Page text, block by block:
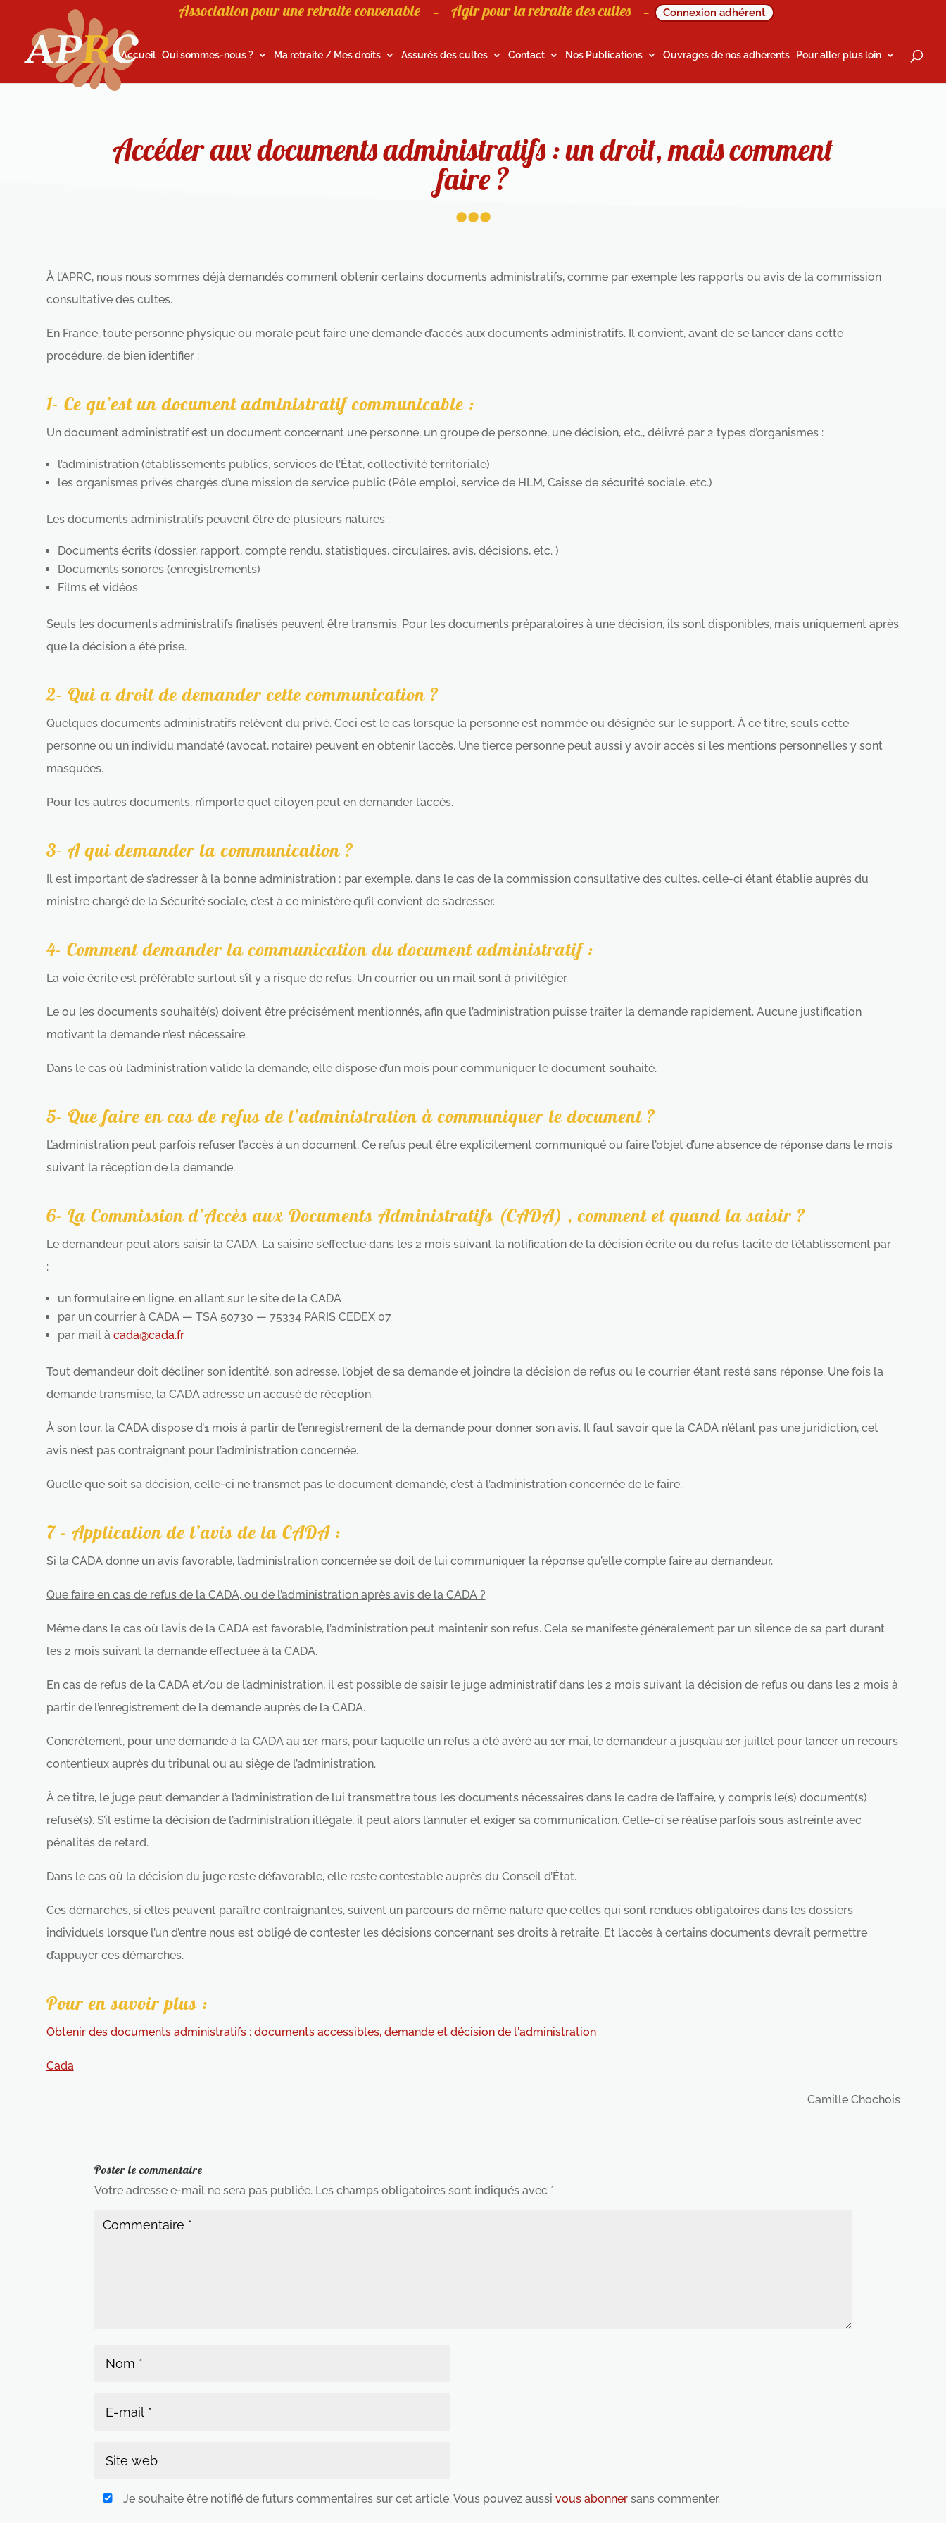
Association pour une retraite convenable – Agir pour la retraite des cultes – Connexion adhérent
Accueil Qui sommes-nous ? Ma retraite / Mes droits Assurés des cultes Contact Nos Publications Ouvrages de nos adhérents Pour aller plus loin
Accéder aux documents administratifs : un droit, mais comment
faire ?
...
À l’APRC, nous nous sommes déjà demandés comment obtenir certains documents administratifs, comme par exemple les rapports ou avis de la commission
consultative des cultes.
En France, toute personne physique ou morale peut faire une demande d’accès aux documents administratifs. Il convient, avant de se lancer dans cette
procédure, de bien identifier :
1- Ce qu’est un document administratif communicable :
Un document administratif est un document concernant une personne, un groupe de personne, une décision, etc., délivré par 2 types d’organismes :
l’administration (établissements publics, services de l’État, collectivité territoriale)
les organismes privés chargés d’une mission de service public (Pôle emploi, service de HLM, Caisse de sécurité sociale, etc.)
Les documents administratifs peuvent être de plusieurs natures :
Documents écrits (dossier, rapport, compte rendu, statistiques, circulaires, avis, décisions, etc. )
Documents sonores (enregistrements)
Films et vidéos
Seuls les documents administratifs finalisés peuvent être transmis. Pour les documents préparatoires à une décision, ils sont disponibles, mais uniquement après
que la décision a été prise.
2- Qui a droit de demander cette communication ?
Quelques documents administratifs relèvent du privé. Ceci est le cas lorsque la personne est nommée ou désignée sur le support. À ce titre, seuls cette
personne ou un individu mandaté (avocat, notaire) peuvent en obtenir l’accès. Une tierce personne peut aussi y avoir accès si les mentions personnelles y sont
masquées.
Pour les autres documents, n’importe quel citoyen peut en demander l’accès.
3- A qui demander la communication ?
Il est important de s’adresser à la bonne administration ; par exemple, dans le cas de la commission consultative des cultes, celle-ci étant établie auprès du
ministre chargé de la Sécurité sociale, c’est à ce ministère qu’il convient de s’adresser.
4- Comment demander la communication du document administratif :
La voie écrite est préférable surtout s’il y a risque de refus. Un courrier ou un mail sont à privilégier.
Le ou les documents souhaité(s) doivent être précisément mentionnés, afin que l’administration puisse traiter la demande rapidement. Aucune justification
motivant la demande n’est nécessaire.
Dans le cas où l’administration valide la demande, elle dispose d’un mois pour communiquer le document souhaité.
5- Que faire en cas de refus de l’administration à communiquer le document ?
L’administration peut parfois refuser l’accès à un document. Ce refus peut être explicitement communiqué ou faire l’objet d’une absence de réponse dans le mois
suivant la réception de la demande.
6- La Commission d’Accès aux Documents Administratifs (CADA) , comment et quand la saisir ?
Le demandeur peut alors saisir la CADA. La saisine s’effectue dans les 2 mois suivant la notification de la décision écrite ou du refus tacite de l’établissement par
:
un formulaire en ligne, en allant sur le site de la CADA
par un courrier à CADA — TSA 50730 — 75334 PARIS CEDEX 07
par mail à cada@cada.fr
Tout demandeur doit décliner son identité, son adresse, l’objet de sa demande et joindre la décision de refus ou le courrier étant resté sans réponse. Une fois la
demande transmise, la CADA adresse un accusé de réception.
À son tour, la CADA dispose d’1 mois à partir de l’enregistrement de la demande pour donner son avis. Il faut savoir que la CADA n’étant pas une juridiction, cet
avis n’est pas contraignant pour l’administration concernée.
Quelle que soit sa décision, celle-ci ne transmet pas le document demandé, c’est à l’administration concernée de le faire.
7 - Application de l’avis de la CADA :
Si la CADA donne un avis favorable, l’administration concernée se doit de lui communiquer la réponse qu’elle compte faire au demandeur.
Que faire en cas de refus de la CADA, ou de l’administration après avis de la CADA ?
Même dans le cas où l’avis de la CADA est favorable, l’administration peut maintenir son refus. Cela se manifeste généralement par un silence de sa part durant
les 2 mois suivant la demande effectuée à la CADA.
En cas de refus de la CADA et/ou de l’administration, il est possible de saisir le juge administratif dans les 2 mois suivant la décision de refus ou dans les 2 mois à
partir de l’enregistrement de la demande auprès de la CADA.
Concrètement, pour une demande à la CADA au 1er mars, pour laquelle un refus a été avéré au 1er mai, le demandeur a jusqu’au 1er juillet pour lancer un recours
contentieux auprès du tribunal ou au siège de l’administration.
À ce titre, le juge peut demander à l’administration de lui transmettre tous les documents nécessaires dans le cadre de l’affaire, y compris le(s) document(s)
refusé(s). S’il estime la décision de l’administration illégale, il peut alors l’annuler et exiger sa communication. Celle-ci se réalise parfois sous astreinte avec
pénalités de retard.
Dans le cas où la décision du juge reste défavorable, elle reste contestable auprès du Conseil d’État.
Ces démarches, si elles peuvent paraître contraignantes, suivent un parcours de même nature que celles qui sont rendues obligatoires dans les dossiers
individuels lorsque l’un d’entre nous est obligé de contester les décisions concernant ses droits à retraite. Et l’accès à certains documents devrait permettre
d’appuyer ces démarches.
Pour en savoir plus :
Obtenir des documents administratifs : documents accessibles, demande et décision de l'administration
Cada
Camille Chochois
Poster le commentaire
Votre adresse e-mail ne sera pas publiée. Les champs obligatoires sont indiqués avec *
Je souhaite être notifié de futurs commentaires sur cet article. Vous pouvez aussivous abonner sans commenter.